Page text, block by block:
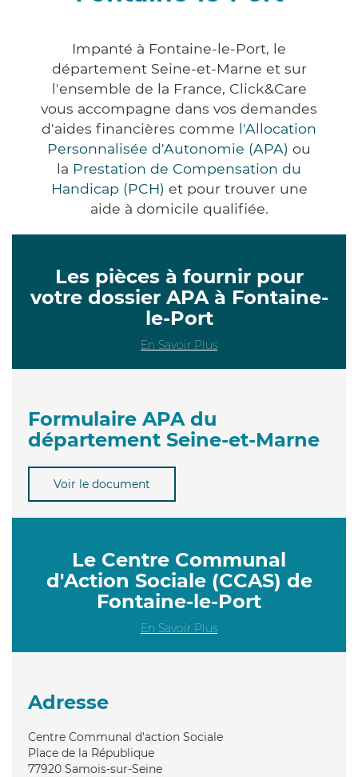
Impanté à Fontaine-le-Port, le
département Seine-et-Marne et sur
l'ensemble de la France, Click&Care
vous accompagne dans vos demandes
d'aides financières comme l'Allocation
Personnalisée d'Autonomie (APA) ou
la Prestation de Compensation du
Handicap (PCH) et pour trouver une
aide à domicile qualifiée.
Les pièces à fournir pour
votre dossier APA à Fontaine-
le-Port
En Savoir Plus
Formulaire APA du
département Seine-et-Marne
Voir le document
Le Centre Communal
d'Action Sociale (CCAS) de
Fontaine-le-Port
En Savoir Plus
Adresse
Centre Communal d'action Sociale
Place de la République
77920 Samois-sur-Seine